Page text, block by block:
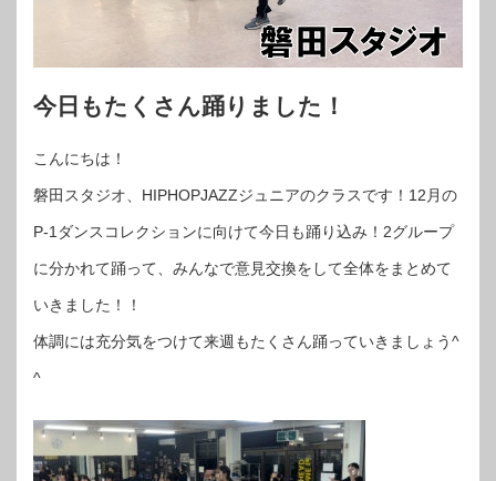
今日もたくさん踊りました！
こんにちは！
磐田スタジオ、HIPHOPJAZZジュニアのクラスです！12月の
P-1ダンスコレクションに向けて今日も踊り込み！2グループ
に分かれて踊って、みんなで意見交換をして全体をまとめて
いきました！！
体調には充分気をつけて来週もたくさん踊っていきましょう^
^